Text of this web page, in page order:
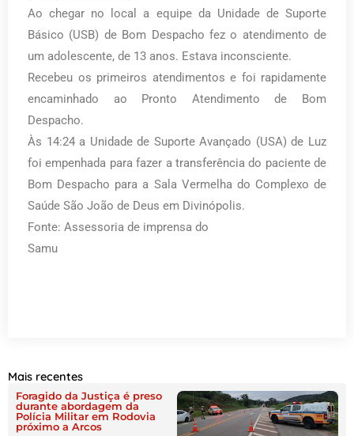
Ao chegar no local a equipe da Unidade de Suporte
Básico (USB) de Bom Despacho fez o atendimento de
um adolescente, de 13 anos. Estava inconsciente.
Recebeu os primeiros atendimentos e foi rapidamente
encaminhado ao Pronto Atendimento de Bom
Despacho.
Às 14:24 a Unidade de Suporte Avançado (USA) de Luz
foi empenhada para fazer a transferência do paciente de
Bom Despacho para a Sala Vermelha do Complexo de
Saúde São João de Deus em Divinópolis.
Fonte: Assessoria de imprensa do
Samu
Mais recentes
Foragido da Justiça é preso
durante abordagem da
Polícia Militar em Rodovia
próximo a Arcos